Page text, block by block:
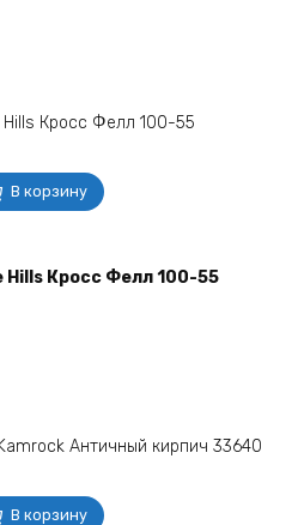
В корзину
Hills Кросс Фелл 100-55
В корзину